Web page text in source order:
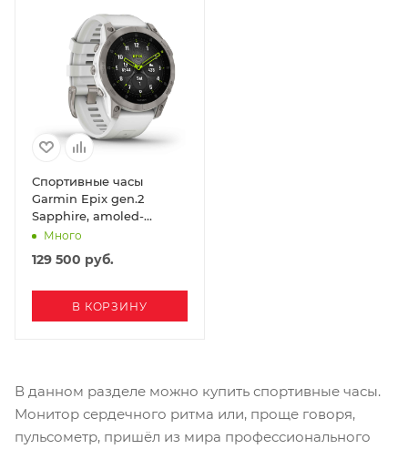
Спортивные часы
Garmin Epix gen.2
Sapphire, amoled-
дисплей, белые
Много
129 500 руб.
В КОРЗИНУ
В данном разделе можно купить спортивные часы.
Монитор сердечного ритма или, проще говоря,
пульсометр, пришёл из мира профессионального